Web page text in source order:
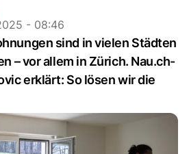
- 08:46
sind in vielen Städten
– vor allem in Zürich. Nau.ch-
erklärt: So lösen wir die